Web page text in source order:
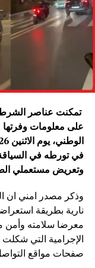
تمكنت عناصر الشرطة
على معلومات وفرتها
في تورطه في
وتعريض مستعملي
وذكر مصدر امني ان
نارية بطريقة
معرضا سلامته وأمن
الإجرامية التي
صفحات مواقع